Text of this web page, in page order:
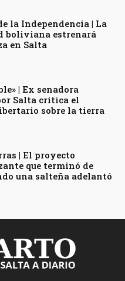
la Independencia | La
boliviana estrenará
en Salta
| Ex senadora
Salta critica el
sobre la tierra
| El proyecto
que terminó de
una salteña adelantó